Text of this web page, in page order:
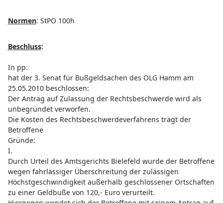
Normen: StPO 100h
Beschluss:
In pp.
hat der 3. Senat für Bußgeldsachen des OLG Hamm am
25.05.2010 beschlossen:
Der Antrag auf Zulassung der Rechtsbeschwerde wird als
unbegründet verworfen.
Die Kosten des Rechtsbeschwerdeverfahrens trägt der
Betroffene
Gründe:
I.
Durch Urteil des Amtsgerichts Bielefeld wurde der Betroffene
wegen fahrlässiger Überschreitung der zulässigen
Höchstgeschwindigkeit außerhalb geschlossener Ortschaften
zu einer Geldbuße von 120,- Euro verurteilt.